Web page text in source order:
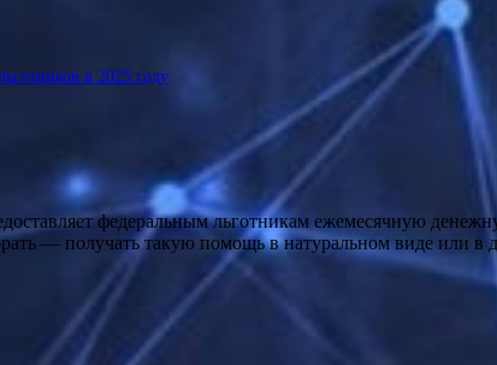
в 2025 году
федеральным льготникам ежемесячную
— получать такую помощь в натуральном виде или в